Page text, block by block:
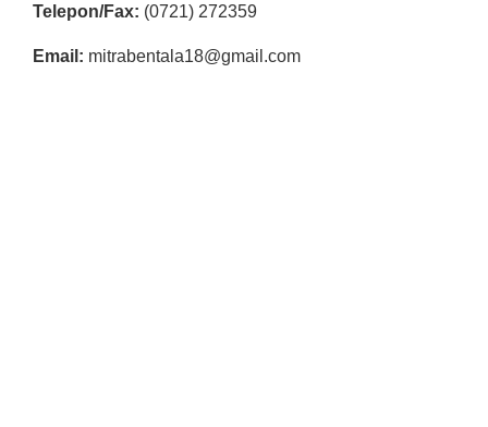
Telepon/Fax: (0721) 272359
Email: mitrabentala18@gmail.com